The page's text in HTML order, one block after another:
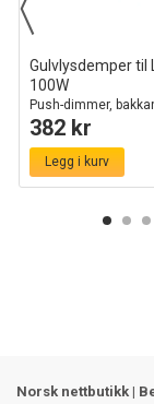
Gulvlysdemper til
100W
Push-dimmer,
sort
382 kr
Legg i kurv
Norsk nettbutikk |